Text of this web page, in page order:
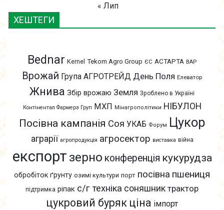
« Лип
ХЕШТЕГИ
Bednar Kernel Tekom Agro Group ЄС АСТАРТА ВАР
Врожай Група АГРОТРЕЙД День Поля Елеватор
Жнива Збір врожаю Земля Зроблено в Україні
Контінентал Фармерз Груп МХП Мінагрополітики НІБУЛОН
Посівна кампанія Соя УКАБ Форум Цукор
аграрії агропродукція агросектор виставка війна
експорт зерно конференція кукурудза
обробіток ґрунту озимі культури порт посівна пшениця
підтримка ріпак с/г техніка соняшник трактор
цукровий буряк ціна імпорт